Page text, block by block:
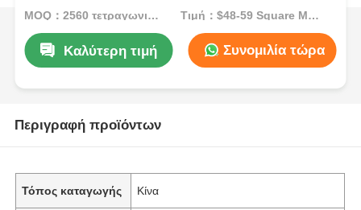
MOQ：2560 τετραγωνικά μέτρα Τιμή：$48-59 Square Meters
Καλύτερη τιμή Συνομιλία τώρα
Περιγραφή προϊόντων
Τόπος καταγωγής Κίνα